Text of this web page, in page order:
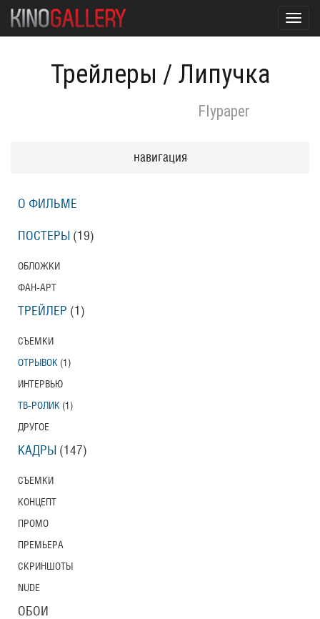
Трейлеры / Липучка
Flypaper
навигация
О ФИЛЬМЕ
ПОСТЕРЫ (19)
ОБЛОЖКИ
ФАН-АРТ
ТРЕЙЛЕР (1)
СЪЕМКИ
ОТРЫВОК (1)
ИНТЕРВЬЮ
ТВ-РОЛИК (1)
ДРУГОЕ
КАДРЫ (147)
СЪЕМКИ
КОНЦЕПТ
ПРОМО
ПРЕМЬЕРА
СКРИНШОТЫ
NUDE
ОБОИ